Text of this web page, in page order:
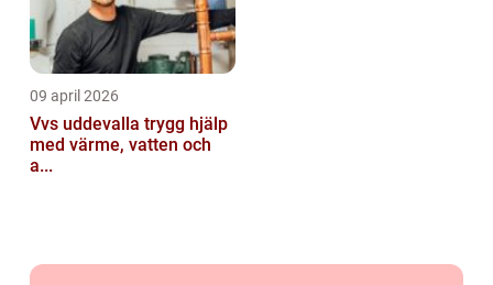
09 april 2026
Vvs uddevalla trygg hjälp
med värme, vatten och
a...